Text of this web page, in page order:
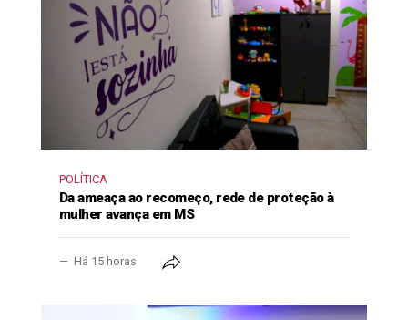
POLÍTICA
Da ameaça ao recomeço, rede de proteção à
mulher avança em MS
Há 15 horas